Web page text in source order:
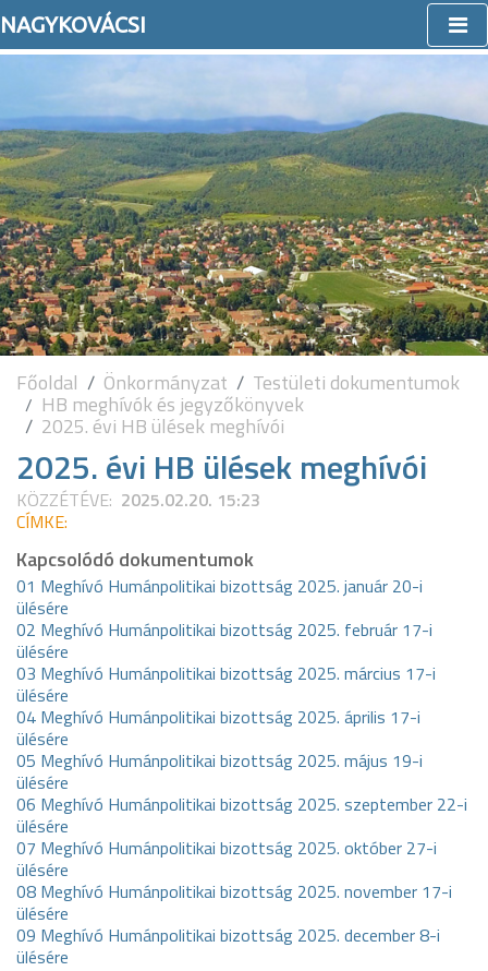
NAGYKOVÁCSI
Főoldal Önkormányzat Testületi dokumentumok
HB meghívók és jegyzőkönyvek
2025. évi HB ülések meghívói
2025. évi HB ülések meghívói
KÖZZÉTÉVE: 2025.02.20. 15:23
CÍMKE:
Kapcsolódó dokumentumok
01 Meghívó Humánpolitikai bizottság 2025. január 20-i
ülésére
02 Meghívó Humánpolitikai bizottság 2025. február 17-i
ülésére
03 Meghívó Humánpolitikai bizottság 2025. március 17-i
ülésére
04 Meghívó Humánpolitikai bizottság 2025. április 17-i
ülésére
05 Meghívó Humánpolitikai bizottság 2025. május 19-i
ülésére
06 Meghívó Humánpolitikai bizottság 2025. szeptember 22-i
ülésére
07 Meghívó Humánpolitikai bizottság 2025. október 27-i
ülésére
08 Meghívó Humánpolitikai bizottság 2025. november 17-i
ülésére
09 Meghívó Humánpolitikai bizottság 2025. december 8-i
ülésére